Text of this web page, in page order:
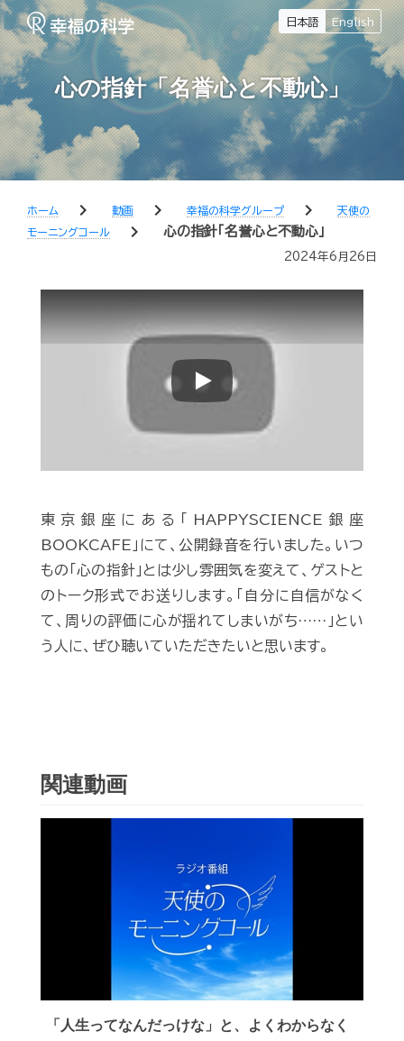
日本語 English
心の指針「名誉心と不動心」
ホーム chevron_right 動画 chevron_right 幸福の科学グループ chevron_right
天使の
モーニングコール
chevron_right 心の指針「名誉心と不動心」
2024年6月26日
Play
東京銀座にある「HAPPYSCIENCE銀座
BOOKCAFE」にて、公開録音を行いました。いつ
もの「心の指針」とは少し雰囲気を変えて、ゲストと
のトーク形式でお送りします。「自分に自信がなく
て、周りの評価に心が揺れてしまいがち……」とい
う人に、ぜひ聴いていただきたいと思います。
関連動画
「人生ってなんだっけな」と、よくわからなく